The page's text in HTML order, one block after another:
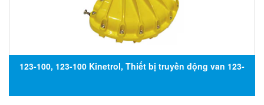
123-100, 123-100 Kinetrol, Thiết bị truyền động van 123-